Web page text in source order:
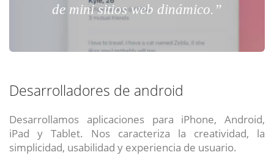
de mini sitios web dinámico.”
Desarrolladores de android
Desarrollamos aplicaciones para iPhone, Android,
iPad y Tablet. Nos caracteriza la creatividad, la
simplicidad, usabilidad y experiencia de usuario.